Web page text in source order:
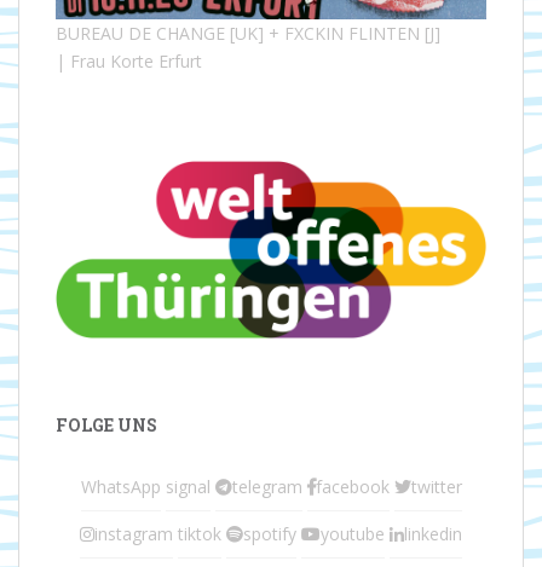
BUREAU DE CHANGE [UK] + FXCKIN FLINTEN [J]
| Frau Korte Erfurt
FOLGE UNS
WhatsApp signal telegram facebook twitter
instagram tiktok spotify youtube linkedin